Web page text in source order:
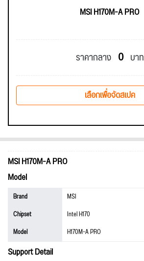
MSI H170M-A PRO
ราคากลาง 0 บาท
เลือกเพื่อจัดสเปค
MSI H170M-A PRO
Model
Brand
MSI
Chipset
Intel H170
Model
H170M-A PRO
Support Detail